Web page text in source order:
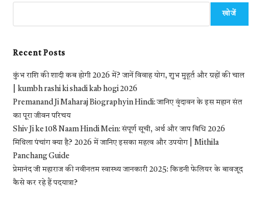
खोजें
Recent Posts
कुंभ राशि की शादी कब होगी 2026 में? जानें विवाह योग, शुभ मुहूर्त और ग्रहों की चाल
| kumbh rashi ki shadi kab hogi 2026
Premanand Ji Maharaj Biography in Hindi: जानिए वृंदावन के इस महान संत
का पूरा जीवन परिचय
Shiv Ji ke 108 Naam Hindi Mein: संपूर्ण सूची, अर्थ और जाप विधि 2026
मिथिला पंचांग क्या है? 2026 में जानिए इसका महत्व और उपयोग | Mithila
Panchang Guide
प्रेमानंद जी महाराज की नवीनतम स्वास्थ्य जानकारी 2025: किडनी फेलियर के बावजूद
कैसे कर रहे हैं पदयात्रा?